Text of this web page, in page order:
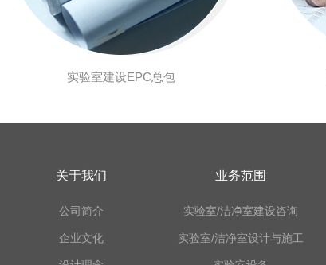
实验室建设EPC总包
关于我们
公司简介
企业文化
业务范围
实验室/洁净室建设咨询
实验室/洁净室设计与施工